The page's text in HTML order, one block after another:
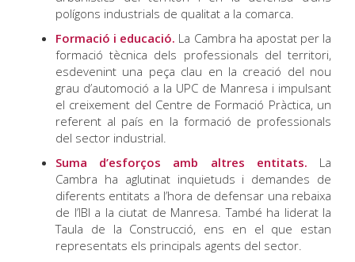
polígons industrials de qualitat a la comarca.
Formació i educació. La Cambra ha apostat per la
formació tècnica dels professionals del territori,
esdevenint una peça clau en la creació del nou
grau d’automoció a la UPC de Manresa i impulsant
el creixement del Centre de Formació Pràctica, un
referent al país en la formació de professionals
del sector industrial.
Suma d’esforços amb altres entitats. La
Cambra ha aglutinat inquietuds i demandes de
diferents entitats a l’hora de defensar una rebaixa
de l’IBI a la ciutat de Manresa. També ha liderat la
Taula de la Construcció, ens en el que estan
representats els principals agents del sector.